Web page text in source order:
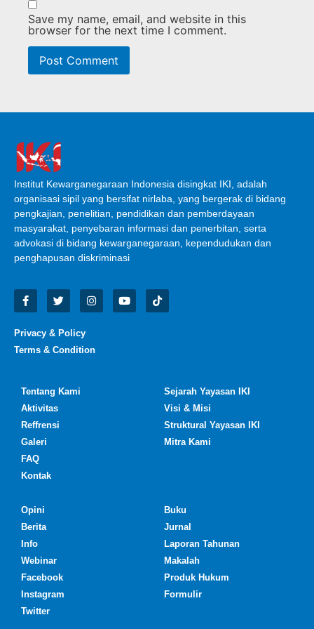
Save my name, email, and website in this
browser for the next time I comment.
Institut Kewarganegaraan Indonesia disingkat IKI, adalah
organisasi sipil yang bersifat nirlaba, yang bergerak di bidang
pengkajian, penelitian, pendidikan dan pemberdayaan
masyarakat, penyebaran informasi dan penerbitan, serta
advokasi di bidang kewarganegaraan, kependudukan dan
penghapusan diskriminasi
Privacy & Policy
Terms & Condition
Tentang Kami
Aktivitas
Reffrensi
Galeri
FAQ
Kontak
Sejarah Yayasan IKI
Visi & Misi
Struktural Yayasan IKI
Mitra Kami
Opini
Berita
Info
Webinar
Facebook
Instagram
Twitter
Buku
Jurnal
Laporan Tahunan
Makalah
Produk Hukum
Formulir